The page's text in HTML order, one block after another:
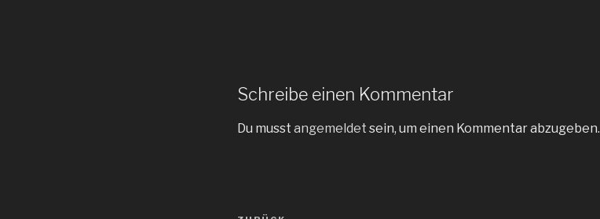
Schreibe einen Kommentar
Du musst angemeldet sein, um einen Kommentar abzugeben.
Beitragsnavigation